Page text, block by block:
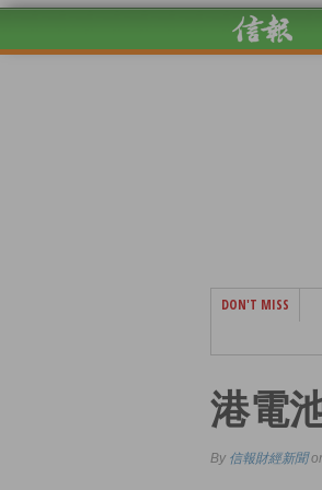
DON'T MISS
港電
By 信報財經新聞